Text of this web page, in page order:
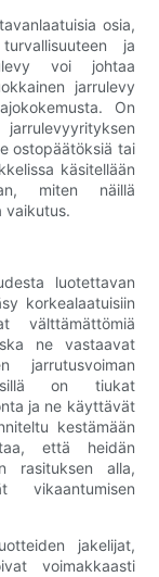
osia,
ja
voi johtaa
jarrulevy
On
ostopäätöksiä tai
käsitellään
miten näillä
vaikutus.
luotettavan
korkealaatuisiin
välttämättömiä
ne vastaavat
jarrutusvoiman
on tiukat
ja ne käyttävät
kestämään
että heidän
rasituksen alla,
vikaantumisen
jakelijat,
voimakkaasti